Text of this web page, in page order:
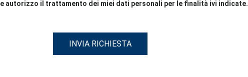
e autorizzo il trattamento dei miei dati personali per le finalità ivi indicate.
INVIA RICHIESTA